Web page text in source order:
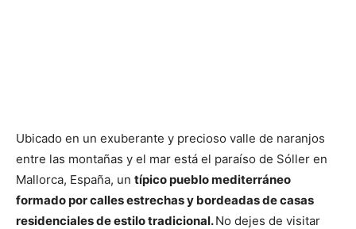
Ubicado en un exuberante y precioso valle de naranjos
entre las montañas y el mar está el paraíso de Sóller en
Mallorca, España, un típico pueblo mediterráneo
formado por calles estrechas y bordeadas de casas
residenciales de estilo tradicional.No dejes de visitar